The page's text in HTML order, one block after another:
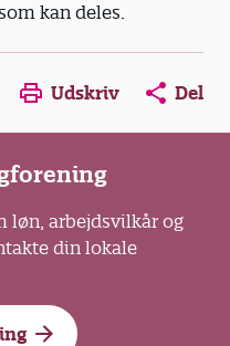
kan deles.
Opens in a new window
Opens in a new
Opens in
Udskriv Del
løn, arbejdsvilkår og
din lokale